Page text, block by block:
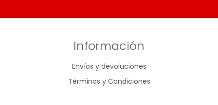
Información
Envíos y devoluciones
Términos y Condiciones